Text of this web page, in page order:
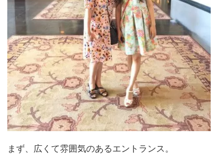
まず、広くて雰囲気のあるエントランス。